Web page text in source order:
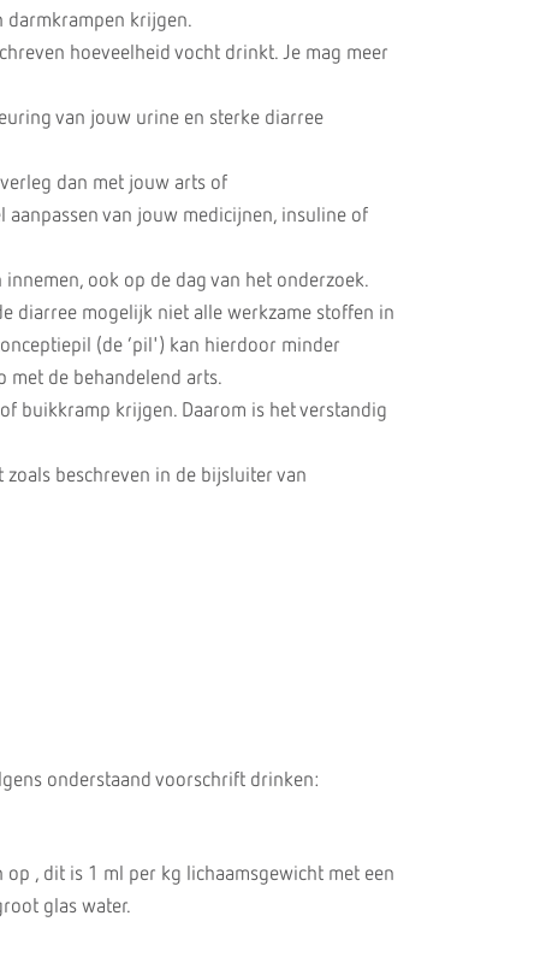
darmkrampen krijgen.
hoeveelheid vocht drinkt. Je mag meer
van jouw urine en sterke diarree
dan met jouw arts of
van jouw medicijnen, insuline of
ook op de dag van het onderzoek.
diarree mogelijk niet alle werkzame stoffen in
(de ’pil') kan hierdoor minder
met de behandelend arts.
buikkramp krijgen. Daarom is het verstandig
beschreven in de bijsluiter van
onderstaand voorschrift drinken:
, dit is 1 ml per kg lichaamsgewicht met een
glas water.